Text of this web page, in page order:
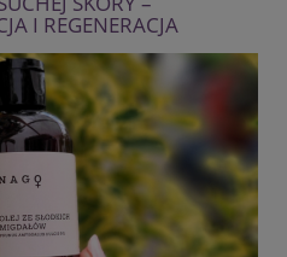
I REGENERACJA